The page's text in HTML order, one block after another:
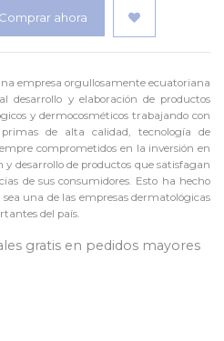
Comprar ahora
empresa orgullosamente ecuatoriana
desarrollo y elaboración de productos
y dermocosméticos trabajando con
de alta calidad, tecnología de
comprometidos en la inversión en
y desarrollo de productos que satisfagan
de sus consumidores. Esto ha hecho
sea una de las empresas dermatológicas
del país.
gratis en pedidos mayores